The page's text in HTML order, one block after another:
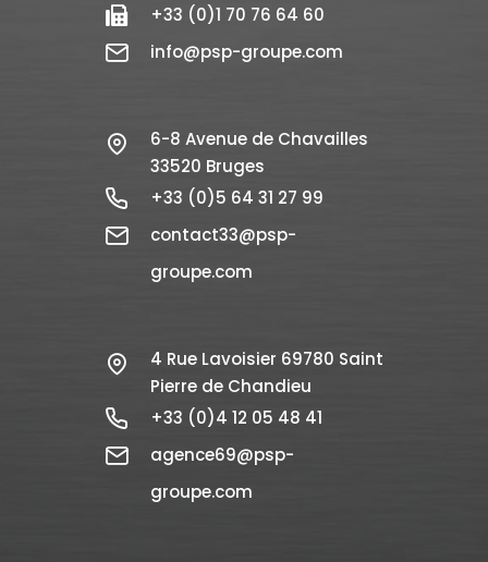
+33 (0)1 70 76 64 60
info@psp-groupe.com
6-8 Avenue de Chavailles
33520 Bruges
+33 (0)5 64 31 27 99
contact33@psp-
groupe.com
4 Rue Lavoisier 69780 Saint
Pierre de Chandieu
+33 (0)4 12 05 48 41
agence69@psp-
groupe.com